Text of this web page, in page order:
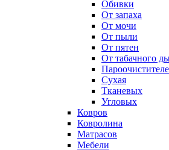
Обивки
От запаха
От мочи
От пыли
От пятен
От табачного
Сухая
Тканевых
Угловых
Ковров
Ковролина
Матрасов
Мебели